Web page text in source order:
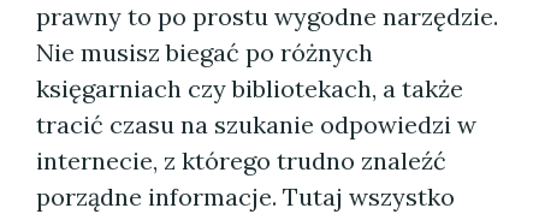
prawny to po prostu wygodne narzędzie.
Nie musisz biegać po różnych
księgarniach czy bibliotekach, a także
tracić czasu na szukanie odpowiedzi w
internecie, z którego trudno znaleźć
porządne informacje. Tutaj wszystko